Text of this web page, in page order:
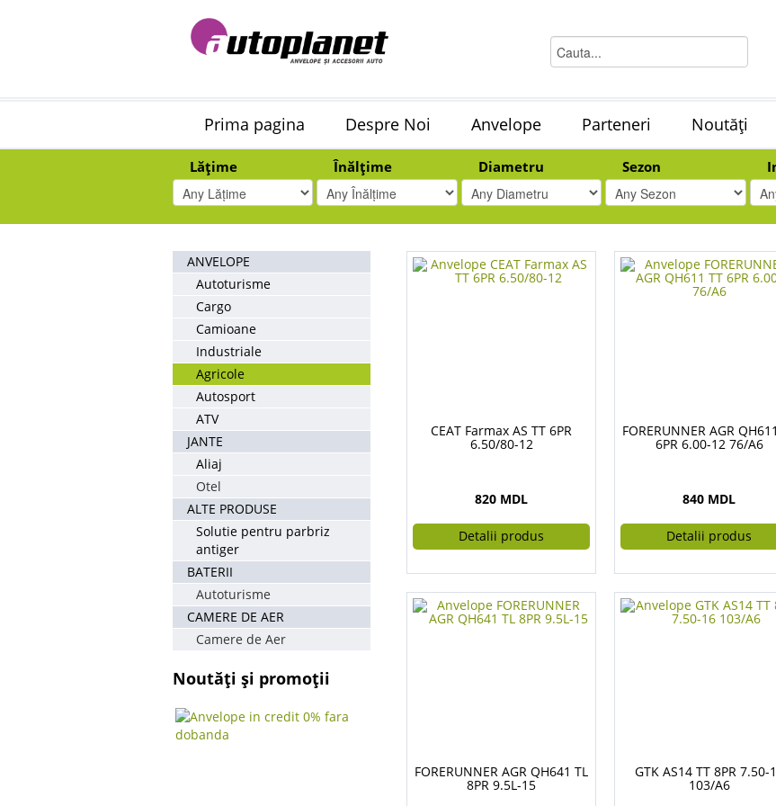
Prima pagina Despre Noi Anvelope Parteneri Noutăți
Lățime Înălțime Diametru Sezon
ANVELOPE
Autoturisme
Cargo
Camioane
Industriale
Agricole
Autosport
ATV
JANTE
Aliaj
Otel
ALTE PRODUSE
Solutie pentru parbriz
antiger
BATERII
Autoturisme
CAMERE DE AER
Camere de Aer
Noutăți și promoții
CEAT Farmax AS TT 6PR
6.50/80-12
820 MDL
Detalii produs
FORERUNNER AGR
6PR 6.00-12 76/A6
840 MDL
Detalii produs
FORERUNNER AGR QH641 TL
8PR 9.5L-15
GTK AS14 TT 8PR 7.50-
103/A6